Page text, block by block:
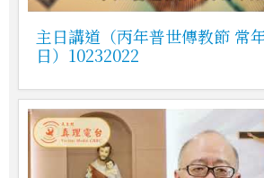
主日講道（丙年普世傳教節 常
日）10232022